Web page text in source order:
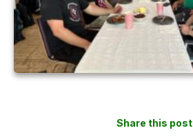
Share this post